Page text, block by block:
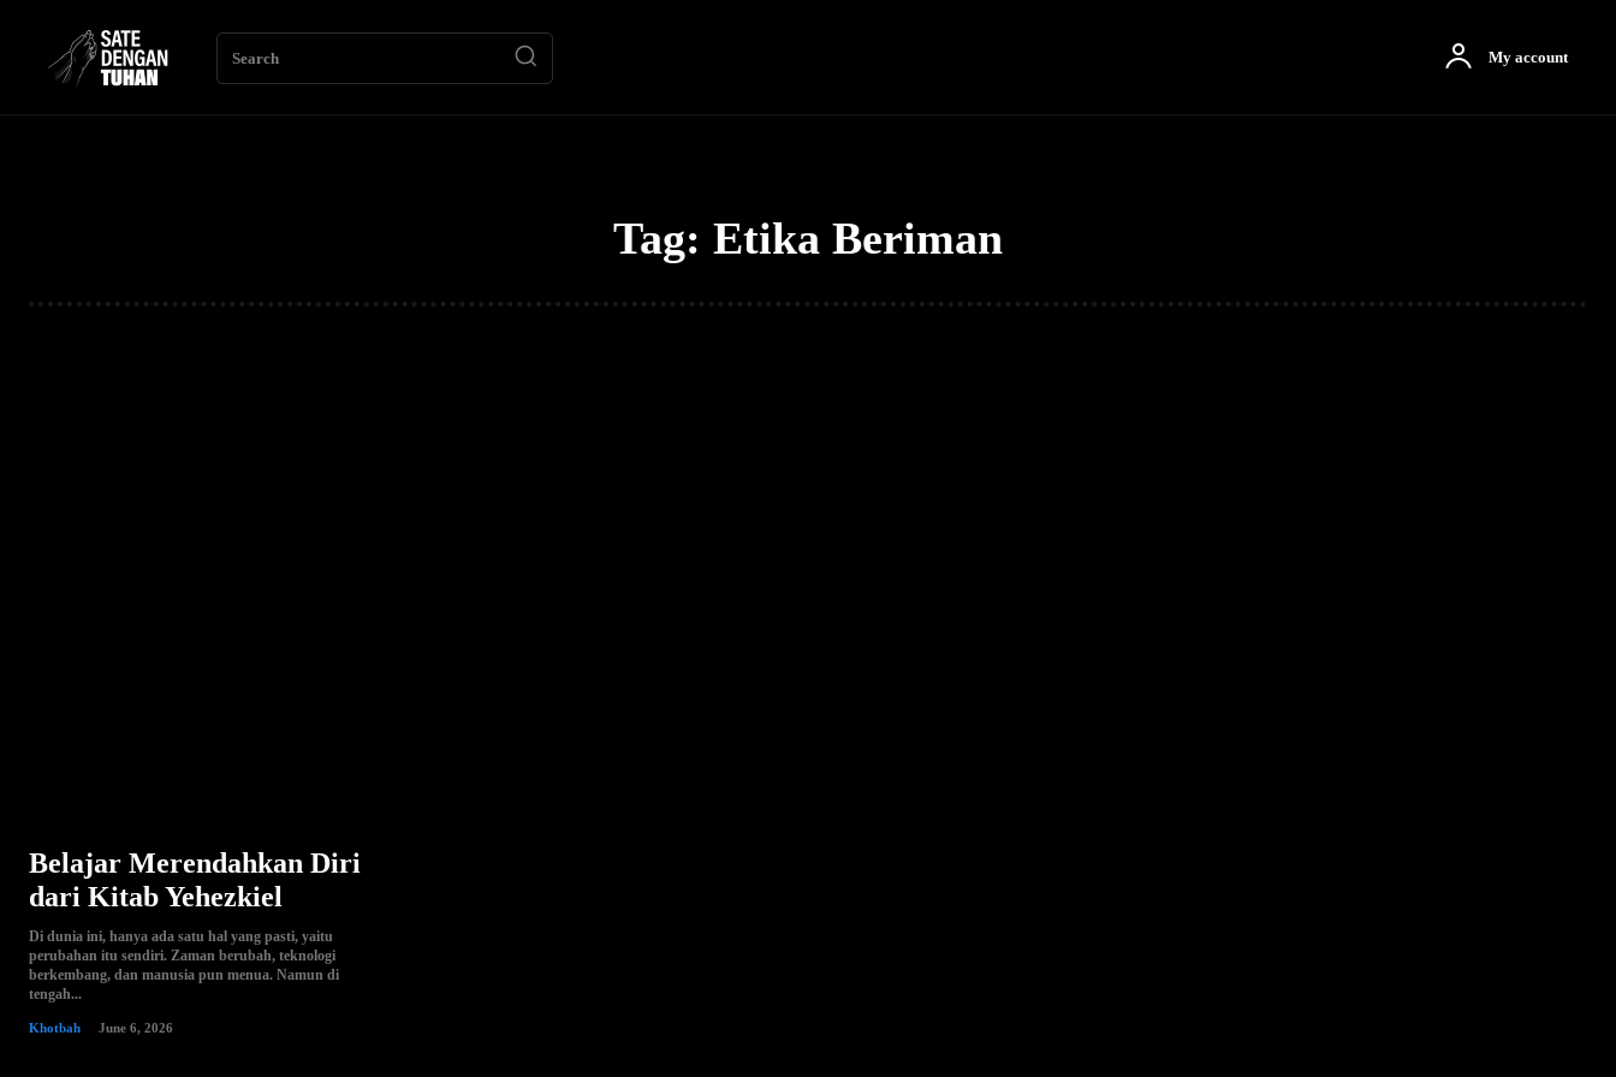
Search My account
Tag: Etika Beriman
Belajar Merendahkan Diri
dari Kitab Yehezkiel
Di dunia ini, hanya ada satu hal yang pasti, yaitu
perubahan itu sendiri. Zaman berubah, teknologi
berkembang, dan manusia pun menua. Namun di
tengah...
Khotbah June 6, 2026